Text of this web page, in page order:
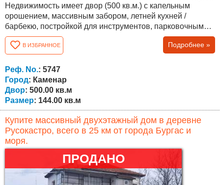
Недвижимость имеет двор (500 кв.м.) с капельным
орошением, массивным забором, летней кухней /
барбекю, постройкой для инструментов, парковочным
местом и множеством различных деревьев и
кустарников, в т. ч. вечнозеленых. Дом новый и
полностью меблированный, общая площадь составляет
144 кв.м. На первом этаже (63 кв.м.) есть большая кухня,
гостиная/ зал с камином (водяная рубашка,...
В ИЗБРАННОЕ Подробнее »
Реф. No.: 5747
Город: Каменар
Двор: 500.00 кв.м
Размер: 144.00 кв.м
Купите массивный двухэтажный дом в деревне
Русокастро, всего в 25 км от города Бургас и
моря.
ПРОДАНО